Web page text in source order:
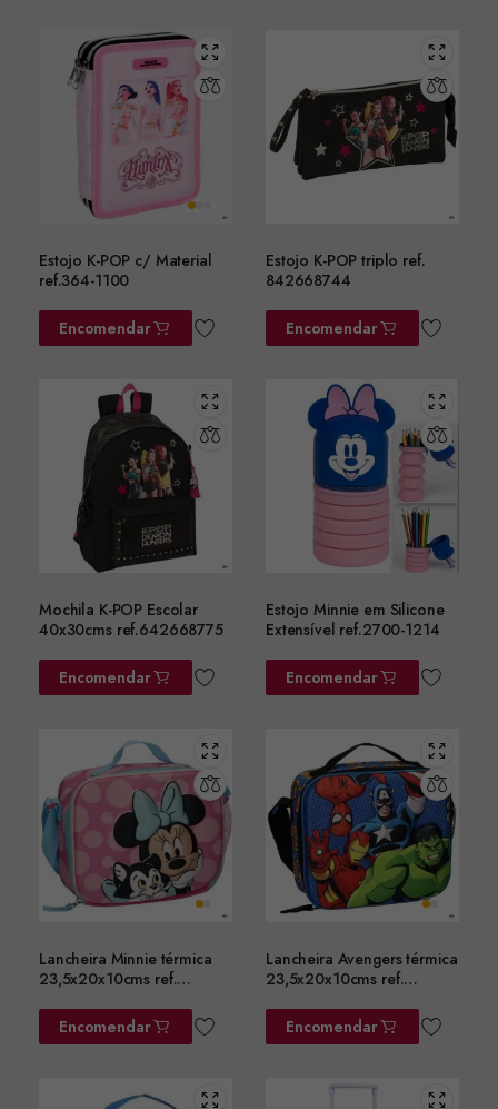
Estojo K-POP c/ Material
ref.364-1100
Encomendar
Estojo K-POP triplo ref.
842668744
Encomendar
Mochila K-POP Escolar
40x30cms ref.642668775
Encomendar
Estojo Minnie em Silicone
Extensível ref.2700-1214
Encomendar
Lancheira Minnie térmica
23,5x20x10cms ref.
Encomendar
Lancheira Avengers térmica
23,5x20x10cms ref.
Encomendar